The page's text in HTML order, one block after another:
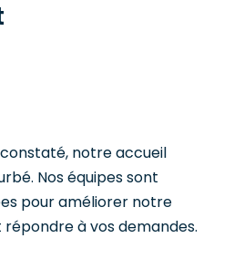
notre accueil
Nos équipes sont
pour améliorer notre
à vos demandes.